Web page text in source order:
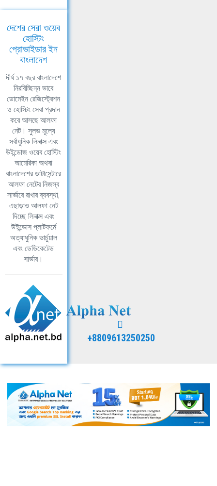
দেশের সেরা ওয়েব
হোস্টিং
প্রোভাইডার ইন
বাংলাদেশ
দীর্ঘ ১৭ বছর বাংলাদেশে
নিরবিচ্ছিন্ন ভাবে
ডোমেইন রেজিস্ট্রেশন
ও হোস্টিং সেবা প্রদান
করে আসছে আলফা
নেট। সুলভ মূল্যে
সর্বাধুনিক লিনাক্স এবং
উইন্ডোজ ওয়েব হোস্টিং
আমেরিকা অথবা
বাংলাদেশের ডাটাসেন্টারে
আলফা নেটের নিজস্ব
সার্ভারে রাখার ব্যবস্থা,
এছাড়াও আলফা নেট
দিচ্ছে লিনাক্স এবং
উইন্ডোস প্লাটফর্মে
অত্যাধুনিক ভার্চুয়াল
এবং ডেডিকেটেড
সার্ভার।
+8809613250250